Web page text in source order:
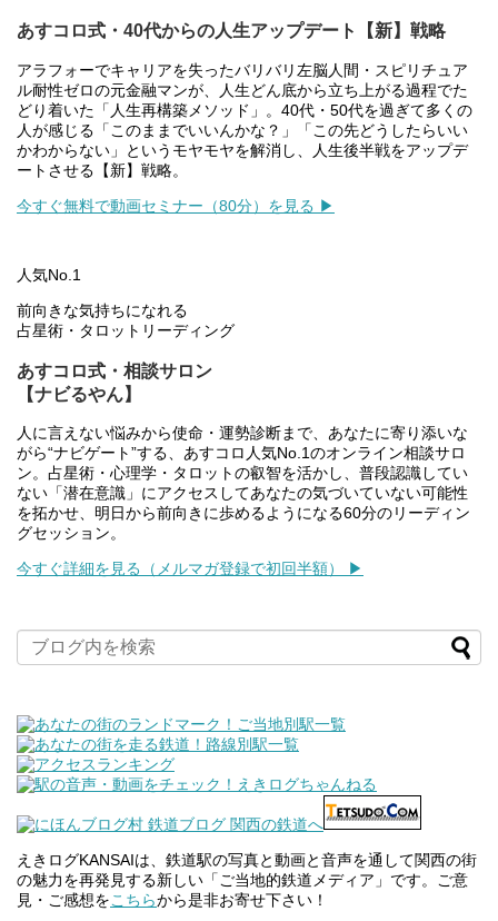
あすコロ式・40代からの人生アップデート【新】戦略
アラフォーでキャリアを失ったバリバリ左脳人間・スピリチュア
ル耐性ゼロの元金融マンが、人生どん底から立ち上がる過程でた
どり着いた「人生再構築メソッド」。40代・50代を過ぎて多くの
人が感じる「このままでいいんかな？」「この先どうしたらいい
かわからない」というモヤモヤを解消し、人生後半戦をアップデ
ートさせる【新】戦略。
今すぐ無料で動画セミナー（80分）を見る ▶
人気No.1
前向きな気持ちになれる
占星術・タロットリーディング
あすコロ式・相談サロン
【ナビるやん】
人に言えない悩みから使命・運勢診断まで、あなたに寄り添いな
がら“ナビゲート”する、あすコロ人気No.1のオンライン相談サロ
ン。占星術・心理学・タロットの叡智を活かし、普段認識してい
ない「潜在意識」にアクセスしてあなたの気づいていない可能性
を拓かせ、明日から前向きに歩めるようになる60分のリーディン
グセッション。
今すぐ詳細を見る（メルマガ登録で初回半額） ▶
えきログKANSAIは、鉄道駅の写真と動画と音声を通して関西の街
の魅力を再発見する新しい「ご当地的鉄道メディア」です。ご意
見・ご感想をこちらから是非お寄せ下さい！